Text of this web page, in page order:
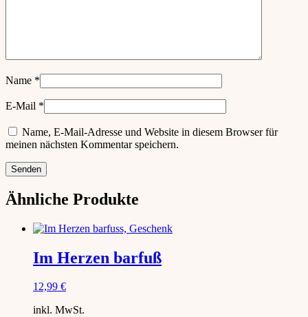
Name *
E-Mail *
Name, E-Mail-Adresse und Website in diesem Browser für
meinen nächsten Kommentar speichern.
Ähnliche Produkte
Im Herzen barfuß
12,99 €
inkl. MwSt.